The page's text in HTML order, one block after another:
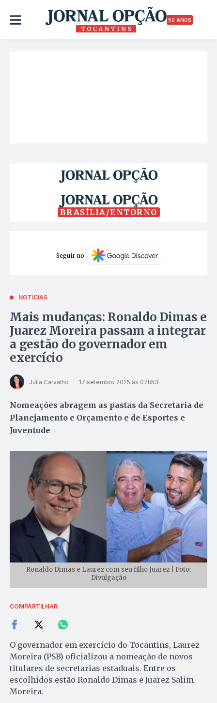
50 ANOS
BRASÍLIA/ENTORNO
Seguir no
NOTÍCIAS
Mais mudanças: Ronaldo Dimas e
Juarez Moreira passam a integrar
a gestão do governador em
exercício
Júlia Carvalho 17 setembro 2025 às 07h53
Nomeações abragem as pastas da Secretaria de
Planejamento e Orçamento e de Esportes e
Juventude
Ronaldo Dimas e Laurez com seu filho Juarez | Foto:
Divulgação
COMPARTILHAR
O governador em exercício do Tocantins, Laurez
Moreira (PSB) oficializou a nomeação de novos
titulares de secretarias estaduais. Entre os
escolhidos estão Ronaldo Dimas e Juarez Salim
Moreira.